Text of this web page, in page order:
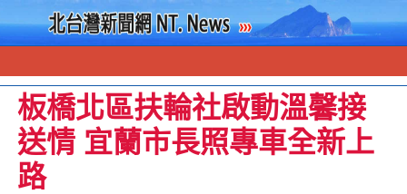
板橋北區扶輪社啟動溫馨接
送情 宜蘭市長照專車全新上
路